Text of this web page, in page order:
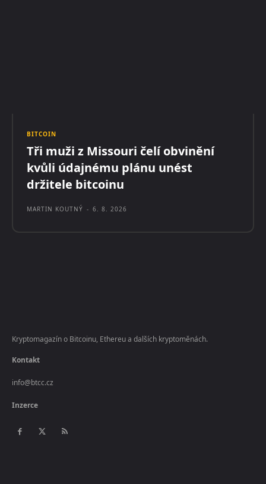
BITCOIN
Tři muži z Missouri čelí obvinění
kvůli údajnému plánu unést
držitele bitcoinu
MARTIN KOUTNÝ - 6. 8. 2026
Kryptomagazín o Bitcoinu, Ethereu a dalších kryptoměnách.
Kontakt
info@btcc.cz
Inzerce